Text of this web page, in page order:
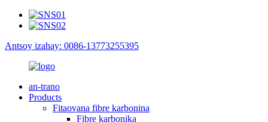
Antsoy izahay: 0086-13773255395
an-trano
Products
Fitaovana fibre karbonina
Fibre karbonika